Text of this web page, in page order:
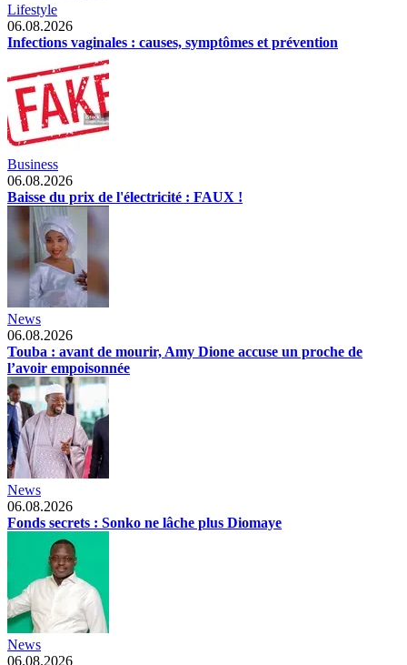
Lifestyle
06.08.2026
Infections vaginales : causes, symptômes et prévention
Business
06.08.2026
Baisse du prix de l'électricité : FAUX !
News
06.08.2026
Touba : avant de mourir, Amy Dione accuse un proche de
l’avoir empoisonnée
News
06.08.2026
Fonds secrets : Sonko ne lâche plus Diomaye
News
06.08.2026